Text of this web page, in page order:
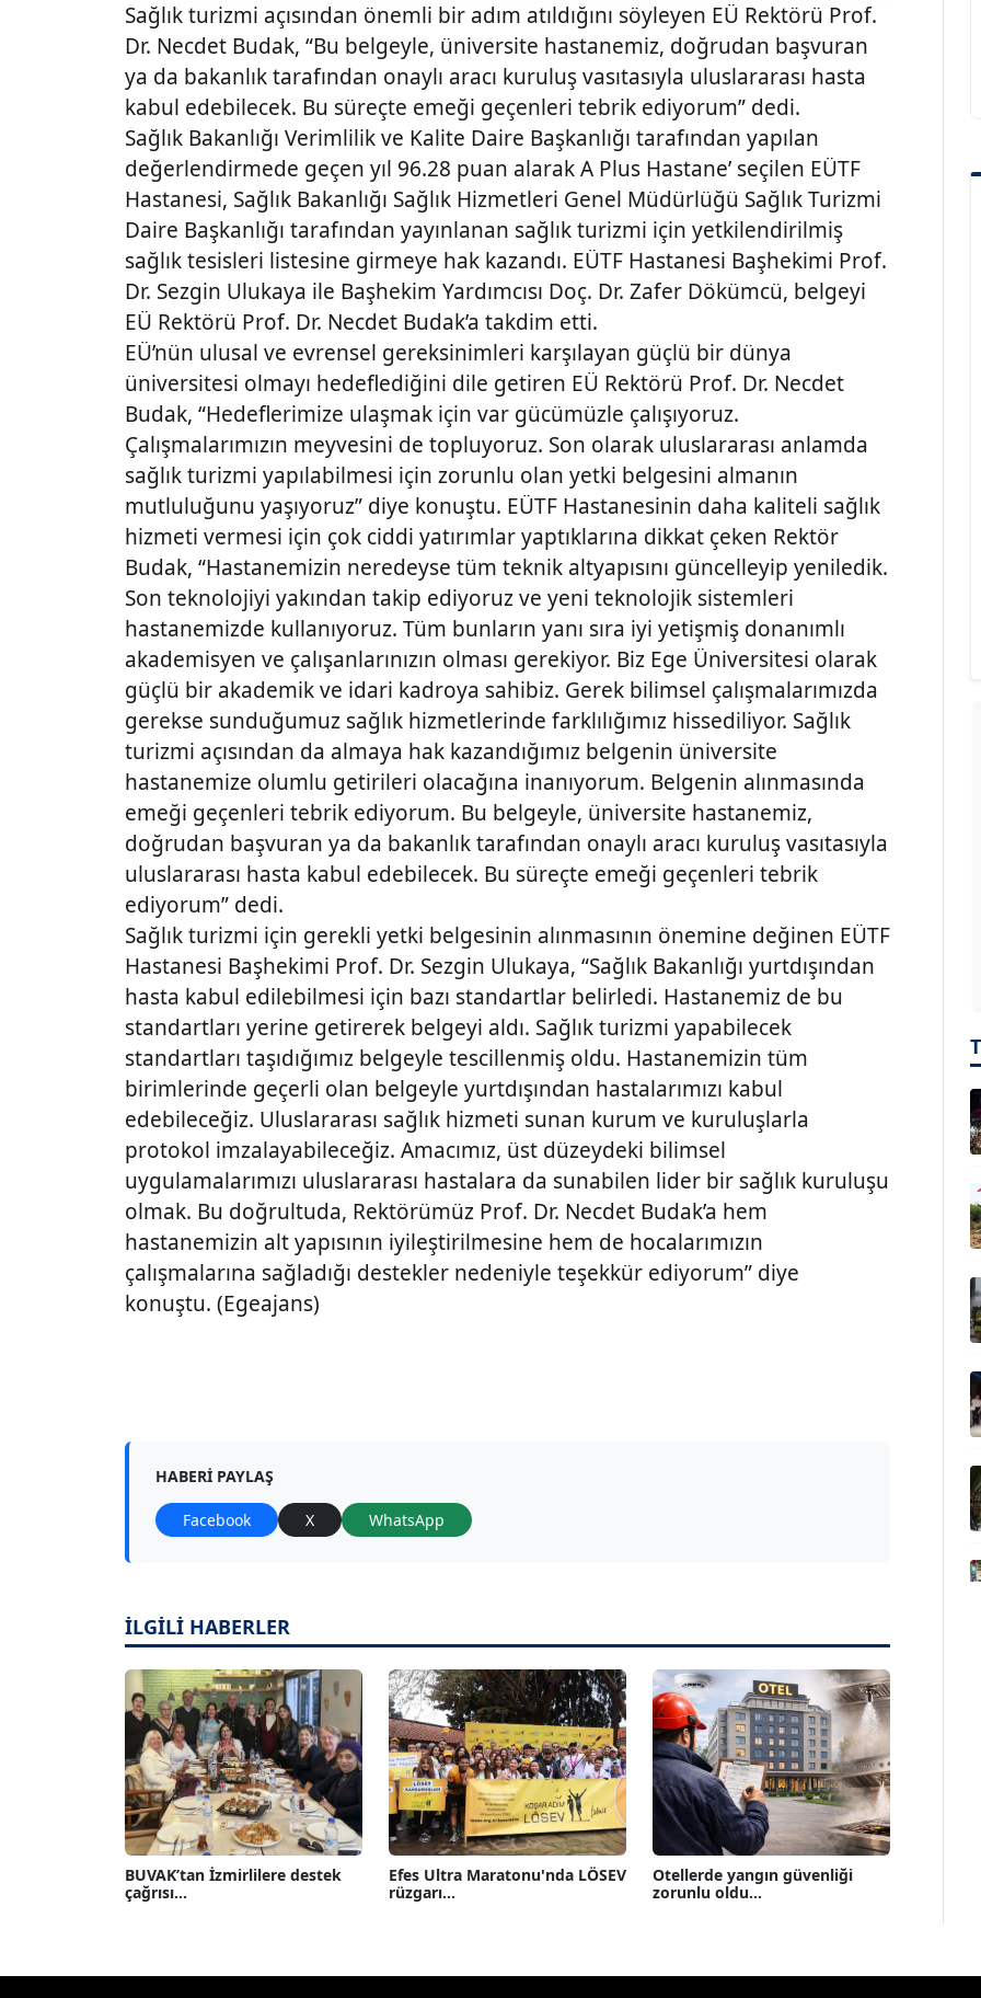
Sağlık turizmi açısından önemli bir adım atıldığını söyleyen EÜ Rektörü Prof.
Dr. Necdet Budak, “Bu belgeyle, üniversite hastanemiz, doğrudan başvuran
ya da bakanlık tarafından onaylı aracı kuruluş vasıtasıyla uluslararası hasta
kabul edebilecek. Bu süreçte emeği geçenleri tebrik ediyorum” dedi.
Sağlık Bakanlığı Verimlilik ve Kalite Daire Başkanlığı tarafından yapılan
değerlendirmede geçen yıl 96.28 puan alarak A Plus Hastane’ seçilen EÜTF
Hastanesi, Sağlık Bakanlığı Sağlık Hizmetleri Genel Müdürlüğü Sağlık Turizmi
Daire Başkanlığı tarafından yayınlanan sağlık turizmi için yetkilendirilmiş
sağlık tesisleri listesine girmeye hak kazandı. EÜTF Hastanesi Başhekimi Prof.
Dr. Sezgin Ulukaya ile Başhekim Yardımcısı Doç. Dr. Zafer Dökümcü, belgeyi
EÜ Rektörü Prof. Dr. Necdet Budak’a takdim etti.
EÜ’nün ulusal ve evrensel gereksinimleri karşılayan güçlü bir dünya
üniversitesi olmayı hedeflediğini dile getiren EÜ Rektörü Prof. Dr. Necdet
Budak, “Hedeflerimize ulaşmak için var gücümüzle çalışıyoruz.
Çalışmalarımızın meyvesini de topluyoruz. Son olarak uluslararası anlamda
sağlık turizmi yapılabilmesi için zorunlu olan yetki belgesini almanın
mutluluğunu yaşıyoruz” diye konuştu. EÜTF Hastanesinin daha kaliteli sağlık
hizmeti vermesi için çok ciddi yatırımlar yaptıklarına dikkat çeken Rektör
Budak, “Hastanemizin neredeyse tüm teknik altyapısını güncelleyip yeniledik.
Son teknolojiyi yakından takip ediyoruz ve yeni teknolojik sistemleri
hastanemizde kullanıyoruz. Tüm bunların yanı sıra iyi yetişmiş donanımlı
akademisyen ve çalışanlarınızın olması gerekiyor. Biz Ege Üniversitesi olarak
güçlü bir akademik ve idari kadroya sahibiz. Gerek bilimsel çalışmalarımızda
gerekse sunduğumuz sağlık hizmetlerinde farklılığımız hissediliyor. Sağlık
turizmi açısından da almaya hak kazandığımız belgenin üniversite
hastanemize olumlu getirileri olacağına inanıyorum. Belgenin alınmasında
emeği geçenleri tebrik ediyorum. Bu belgeyle, üniversite hastanemiz,
doğrudan başvuran ya da bakanlık tarafından onaylı aracı kuruluş vasıtasıyla
uluslararası hasta kabul edebilecek. Bu süreçte emeği geçenleri tebrik
ediyorum” dedi.
Sağlık turizmi için gerekli yetki belgesinin alınmasının önemine değinen EÜTF
Hastanesi Başhekimi Prof. Dr. Sezgin Ulukaya, “Sağlık Bakanlığı yurtdışından
hasta kabul edilebilmesi için bazı standartlar belirledi. Hastanemiz de bu
standartları yerine getirerek belgeyi aldı. Sağlık turizmi yapabilecek
standartları taşıdığımız belgeyle tescillenmiş oldu. Hastanemizin tüm
birimlerinde geçerli olan belgeyle yurtdışından hastalarımızı kabul
edebileceğiz. Uluslararası sağlık hizmeti sunan kurum ve kuruluşlarla
protokol imzalayabileceğiz. Amacımız, üst düzeydeki bilimsel
uygulamalarımızı uluslararası hastalara da sunabilen lider bir sağlık kuruluşu
olmak. Bu doğrultuda, Rektörümüz Prof. Dr. Necdet Budak’a hem
hastanemizin alt yapısının iyileştirilmesine hem de hocalarımızın
çalışmalarına sağladığı destekler nedeniyle teşekkür ediyorum” diye
konuştu. (Egeajans)
HABERI PAYLAŞ
Facebook X WhatsApp
İLGİLİ HABERLER
BUVAK’tan İzmirlilere destek
çağrısı...
Efes Ultra Maratonu'nda LÖSEV
rüzgarı...
Otellerde yangın güvenliği
zorunlu oldu...